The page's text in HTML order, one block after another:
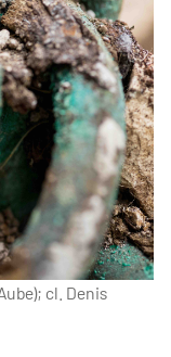
cl. Denis